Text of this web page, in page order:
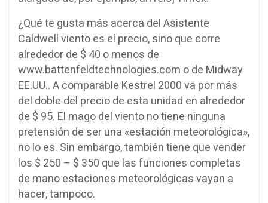
¿Qué te gusta más acerca del Asistente
Caldwell viento es el precio, sino que corre
alrededor de $ 40 o menos de
www.battenfeldtechnologies.com o de Midway
EE.UU..A comparable Kestrel 2000 va por más
del doble del precio de esta unidad en alrededor
de $ 95. El mago del viento no tiene ninguna
pretensión de ser una «estación meteorológica»,
no lo es. Sin embargo, también tiene que vender
los $ 250 – $ 350 que las funciones completas
de mano estaciones meteorológicas vayan a
hacer, tampoco.